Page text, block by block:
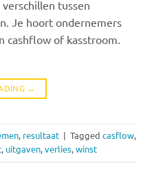
tussen
Je hoort ondernemers
cashflow of kasstroom.
→
, resultaat Tagged casflow,
, uitgaven, verlies, winst